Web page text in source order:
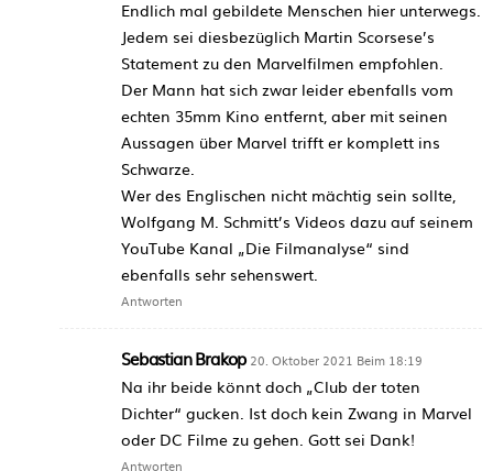
Endlich mal gebildete Menschen hier unterwegs.
Jedem sei diesbezüglich Martin Scorsese’s
Statement zu den Marvelfilmen empfohlen.
Der Mann hat sich zwar leider ebenfalls vom
echten 35mm Kino entfernt, aber mit seinen
Aussagen über Marvel trifft er komplett ins
Schwarze.
Wer des Englischen nicht mächtig sein sollte,
Wolfgang M. Schmitt’s Videos dazu auf seinem
YouTube Kanal „Die Filmanalyse“ sind
ebenfalls sehr sehenswert.
Antworten
Sebastian Brakop 20. Oktober 2021 Beim 18:19
Na ihr beide könnt doch „Club der toten
Dichter“ gucken. Ist doch kein Zwang in Marvel
oder DC Filme zu gehen. Gott sei Dank!
Antworten